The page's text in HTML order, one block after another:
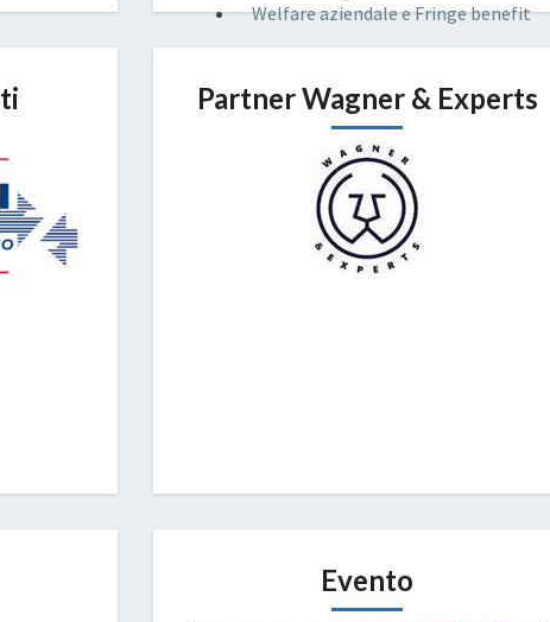
Welfare aziendale e Fringe benefit
Partner Wagner & Experts
Evento